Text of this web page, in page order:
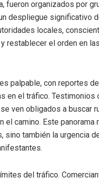
fueron organizados por
despliegue significativo
locales,
restablecer el orden en las
palpable, con reportes de
en el tráfico. Testimonios
ven obligados a buscar
camino. Este panorama
sino también la urgencia
del tráfico.